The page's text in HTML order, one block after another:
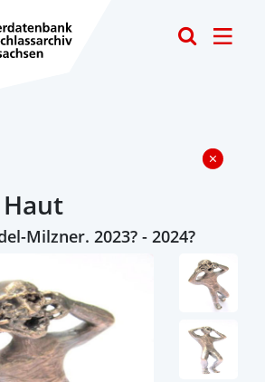
Milzner. 2023? - 2024?